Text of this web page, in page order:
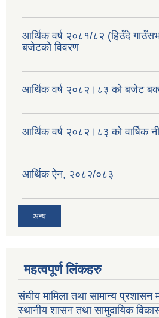
आर्थिक वर्ष २०८१/८२ (हिउँदे
बजेटको विवरण
आर्थिक वर्ष २०८२।८३ को बजेट
आर्थिक वर्ष २०८२।८३ को वार्षिक
आर्थिक ऐन, २०८२/०८३
अन्य
महत्वपूर्ण लिंकहरु
संघीय मामिला तथा सामान्य प्रशासन
स्थानीय शासन तथा सामुदायिक